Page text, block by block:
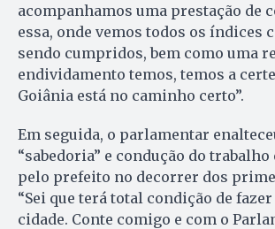
acompanhamos uma prestação de
essa, onde vemos todos os índices
sendo cumpridos, bem como uma
endividamento temos, temos a
Goiânia está no caminho certo”.
Em seguida, o parlamentar
“sabedoria” e condução do trabalho
pelo prefeito no decorrer dos
“Sei que terá total condição de
cidade. Conte comigo e com o